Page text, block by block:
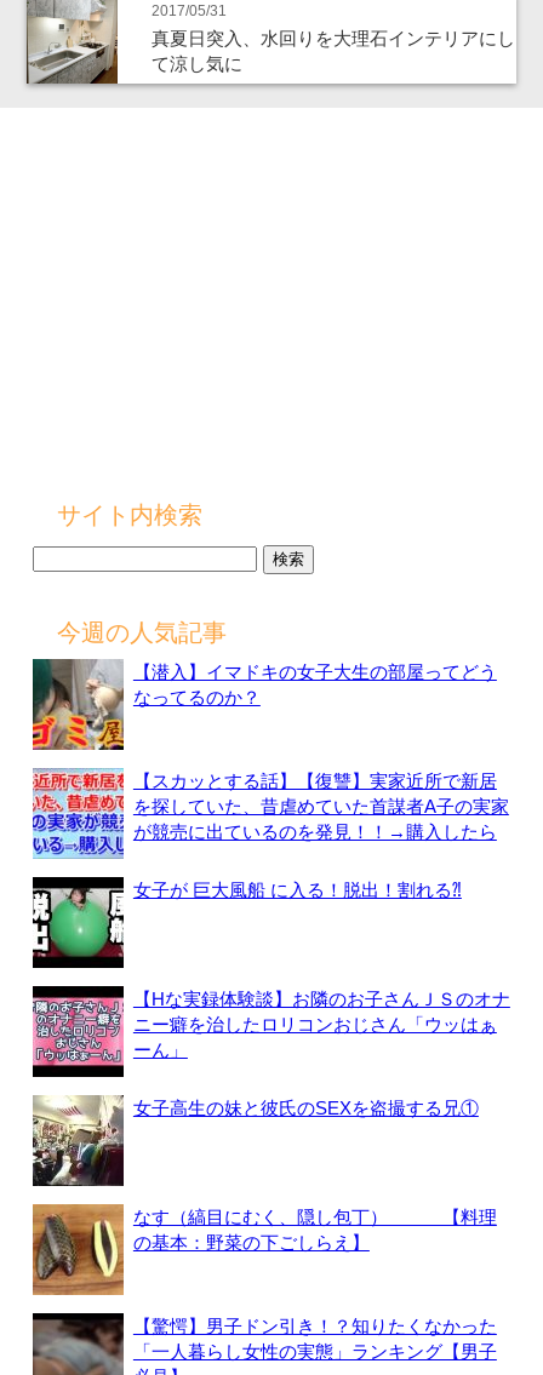
2017/05/31
真夏日突入、水回りを大理石インテリアにし
て涼し気に
サイト内検索
今週の人気記事
【潜入】イマドキの女子大生の部屋ってどう
なってるのか？
【スカッとする話】【復讐】実家近所で新居
を探していた、昔虐めていた首謀者A子の実家
が競売に出ているのを発見！！→購入したら
女子が 巨大風船 に入る！脱出！割れる⁈
【Hな実録体験談】お隣のお子さんＪＳのオナ
ニー癖を治したロリコンおじさん「ウッはぁ
ーん」
女子高生の妹と彼氏のSEXを盗撮する兄①
なす（縞目にむく、隠し包丁） 【料理
の基本：野菜の下ごしらえ】
【驚愕】男子ドン引き！？知りたくなかった
「一人暮らし女性の実態」ランキング【男子